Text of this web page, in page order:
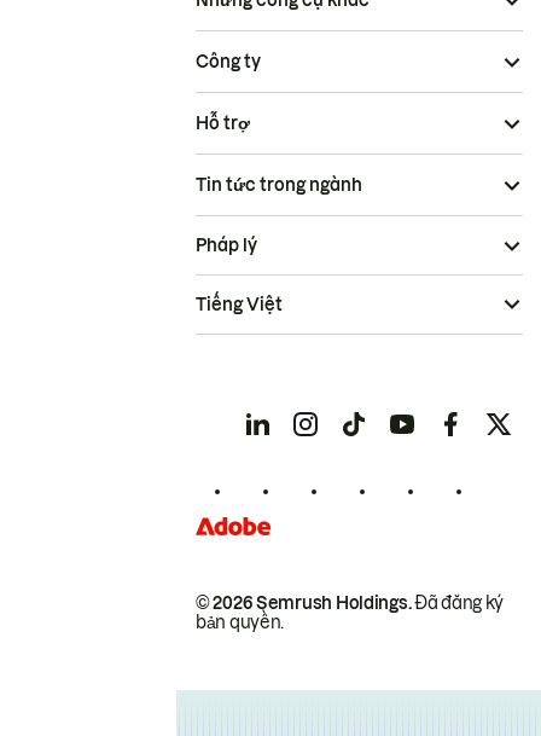
Công ty
Hỗ trợ
Tin tức trong ngành
© 2026 Semrush Holdings.Đã đăng ký
bản quyền.
Pháp lý
Tiếng Việt